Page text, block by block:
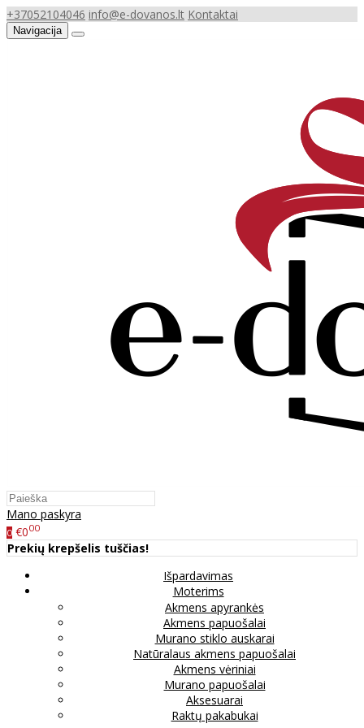
+37052104046 info@e-dovanos.lt Kontaktai
Navigacija
Mano paskyra
0 €000
Prekių krepšelis tuščias!
Išpardavimas
Moterims
Akmens apyrankės
Akmens papuošalai
Murano stiklo auskarai
Natūralaus akmens papuošalai
Akmens vėriniai
Murano papuošalai
Aksesuarai
Raktų pakabukai